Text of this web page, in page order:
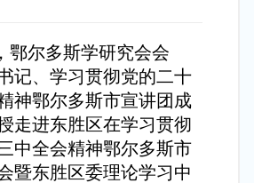
尔多斯学研究会会
记、学习贯彻党的二十
神鄂尔多斯市宣讲团成
走进东胜区在学习贯彻
中全会精神鄂尔多斯市
暨东胜区委理论学习中